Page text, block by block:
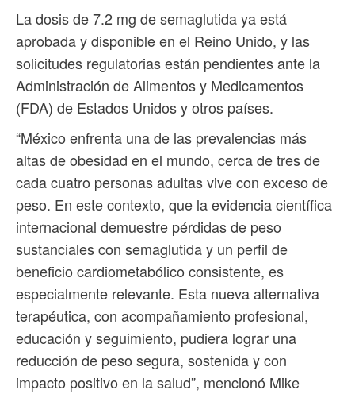
La dosis de 7.2 mg de semaglutida ya está
aprobada y disponible en el Reino Unido, y las
solicitudes regulatorias están pendientes ante la
Administración de Alimentos y Medicamentos
(FDA) de Estados Unidos y otros países.
“México enfrenta una de las prevalencias más
altas de obesidad en el mundo, cerca de tres de
cada cuatro personas adultas vive con exceso de
peso. En este contexto, que la evidencia científica
internacional demuestre pérdidas de peso
sustanciales con semaglutida y un perfil de
beneficio cardiometabólico consistente, es
especialmente relevante. Esta nueva alternativa
terapéutica, con acompañamiento profesional,
educación y seguimiento, pudiera lograr una
reducción de peso segura, sostenida y con
impacto positivo en la salud”, mencionó Mike